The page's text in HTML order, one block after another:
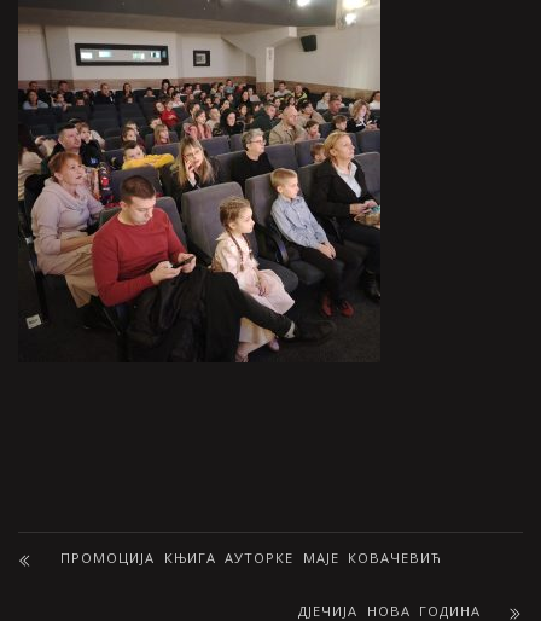
ПРОМОЦИЈА КЊИГА АУТОРКЕ МАЈЕ КОВАЧЕВИЋ
ДЈЕЧИЈА НОВА ГОДИНА